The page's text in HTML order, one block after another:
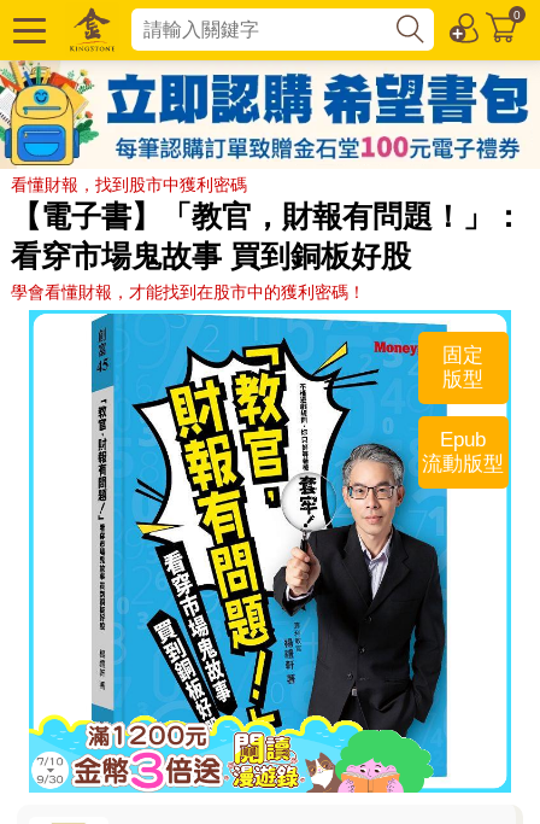
0
看懂財報，找到股市中獲利密碼
【電子書】「教官，財報有問題！」：
看穿市場鬼故事 買到銅板好股
學會看懂財報，才能找到在股市中的獲利密碼！
固定
版型
Epub
流動版型